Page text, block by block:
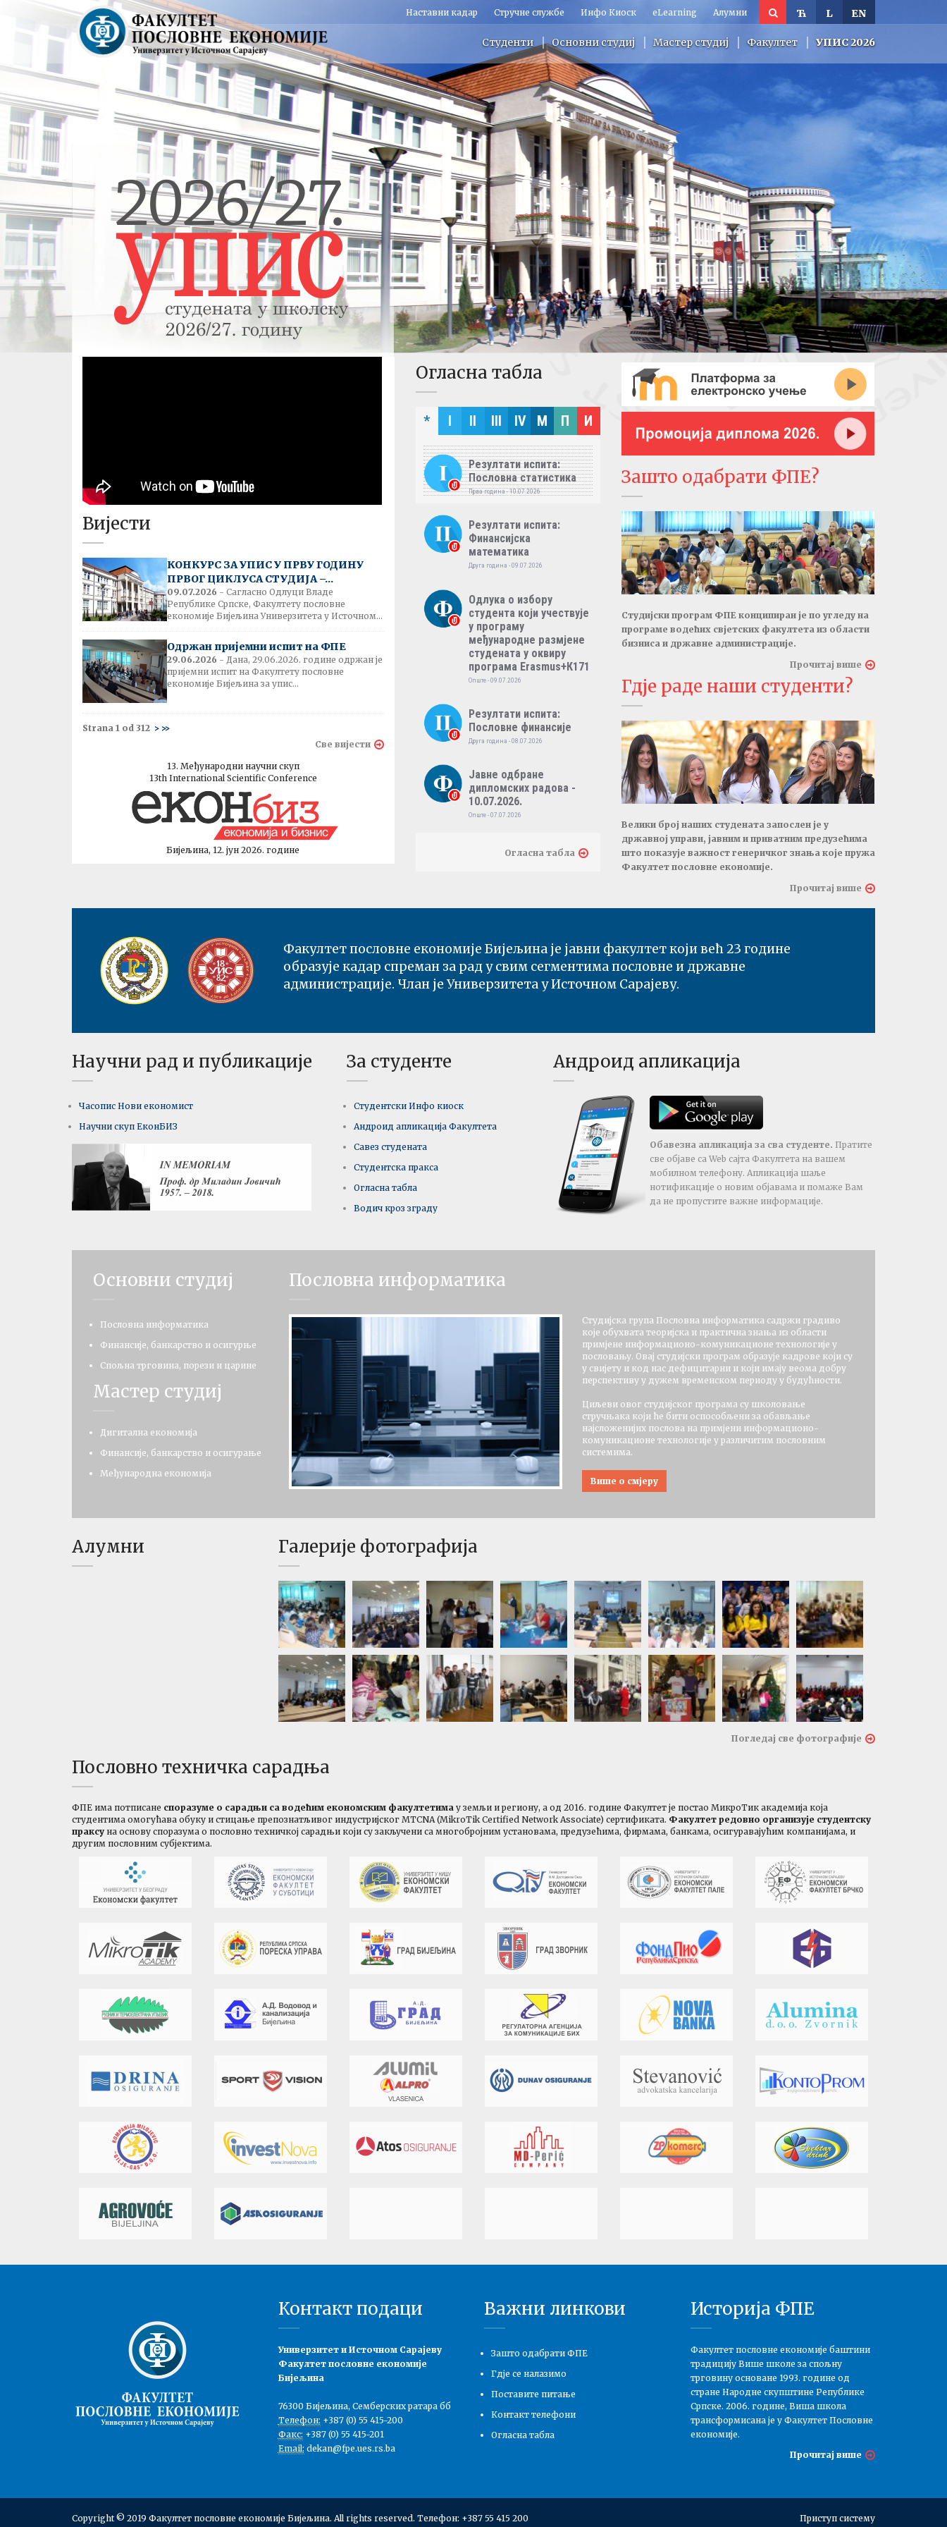
EN
L
Ћ
Наставни кадар Стручне службе Инфо Киоск eLearning Алумни
Студенти Основни студиј Мастер студиј Факултет УПИС 2026
Вијести
КОНКУРС ЗА УПИС У ПРВУ ГОДИНУ
ПРВОГ ЦИКЛУСА СТУДИЈА –...
09.07.2026 - Сагласно Одлуци Владе
Републике Српске, Факултету пословне
економије Бијељина Универзитета у Источном...
Одржан пријемни испит на ФПЕ
29.06.2026 - Дана, 29.06.2026. године одржан је
пријемни испит на Факултету пословне
економије Бијељина за упис...
Strana 1 od 312 > >>
Све вијести
13. Међународни научни скуп
13th International Scientific Conference
Бијељина, 12. јун 2026. године
Огласна табла
* I II III IV M П И
Резултати испита:
Пословна статистика
Прва година - 10.07.2026
Резултати испита:
Финансијска
математика
Друга година - 09.07.2026
Одлука о избору
студента који учествује
у програму
међународне размјене
студената у оквиру
програма Erasmus+К171
Опште - 09.07.2026
Резултати испита:
Пословне финансије
Друга година - 08.07.2026
Јавне одбране
дипломских радова -
10.07.2026.
Опште - 07.07.2026
Јавне одбране
финансирање
Четврта година - 07.07.2026
Издавање потврда
прије љетне паузе
Монетарна економија
Резултати испита и
Резултати испита и
Енглески језик 1
Резултати испита:
Финансијска тржишта
Трећа година - 03.07.2026
Резултати испита:
Економика предузећа
Прва година - 01.07.2026
Резултати испита:
Огласна табла
Зашто одабрати ФПЕ?
Студијски програм ФПЕ конципиран је по угледу на
програме водећих свјетских факултета из области
бизниса и државне администрације.
Прочитај више
Гдје раде наши студенти?
Велики број наших студената запослен је у
државној управи, јавним и приватним предузећима
што показује важност генеричког знања које пружа
Факултет пословне економије.
Прочитај више
Факултет пословне економије Бијељина је јавни факултет који већ 23 године
образује кадар спреман за рад у свим сегментима пословне и државне
администрације. Члан је Универзитета у Источном Сарајеву.
Научни рад и публикације
Часопис Нови економист
Научни скуп ЕконБИЗ
За студенте
Студентски Инфо киоск
Андроид апликација Факултета
Савез студената
Студентска пракса
Огласна табла
Водич кроз зграду
Андроид апликација
Обавезна апликација за сва студенте. Пратите
све објаве са Web сајта Факултета на вашем
мобилном телефону. Апликација шаље
нотификације о новим објавама и помаже Вам
да не пропустите важне информације.
Основни студиј
Пословна информатика
Финансије, банкарство и осигурње
Спољна трговина, порези и царине
Мастер студиј
Дигитална економија
Финансије, банкарство и осигурање
Међународна економија
Пословна информатика
Студијска група Пословна информатика садржи градиво
које обухвата теоријска и практична знања из области
примјене информационо-комуникационе технологије у
пословању. Oвај студијски програм образује кадрове који су
у свијету и код нас дефицитарни и који имају веома добру
перспективу у дужем временском периоду у будућности.
Циљеви овог студијског програма су школовање
стручњака који ће бити оспособљени за обављање
најсложенијих послова на примјени информационо-
комуникационе технологије у различитим пословним
системима.
Више о смјеру
Алумни Галерије фотографија
Погледај све фотографије
Пословно техничка сарадња
ФПЕ има потписане споразуме о сарадњи са водећим економским факултетима у земљи и региону, а од 2016. године Факултет је постао МикроТик академија која
студентима омогућава обуку и стицање препознатљивог индустријског MTCNA (MikroTik Certified Network Associate) сертификата. Факултет редовно организује студентску
праксу на основу споразума о пословно техничкој сарадњи који су закључени са многобројним установама, предузећима, фирмама, банкама, осигуравајућим компанијама, и
другим пословним субјектима.
Контакт подаци
Универзитет и Источном Сарајеву
Факултет пословне економије
Бијељина
76300 Бијељина, Семберских ратара бб
Телефон: +387 (0) 55 415-200
Факс: +387 (0) 55 415-201
Email: dekan@fpe.ues.rs.ba
Важни линкови
Зашто одабрати ФПЕ
Гдје се налазимо
Поставите питање
Контакт телефони
Огласна табла
Историја ФПЕ
Факултет пословне економије баштини
традицију Више школе за спољну
трговину основане 1993. године од
стране Народне скупштине Републике
Српске. 2006. године, Виша школа
трансформисана је у Факултет Пословне
економије.
Прочитај више
Copyright © 2019 Факултет пословне економије Бијељина. All rights reserved. Телефон: +387 55 415 200 Приступ систему